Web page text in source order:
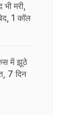
मरी,
1 कॉल
में झूठे
7 दिन